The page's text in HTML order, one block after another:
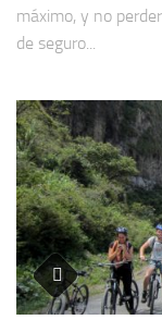
máximo, y no
de seguro...